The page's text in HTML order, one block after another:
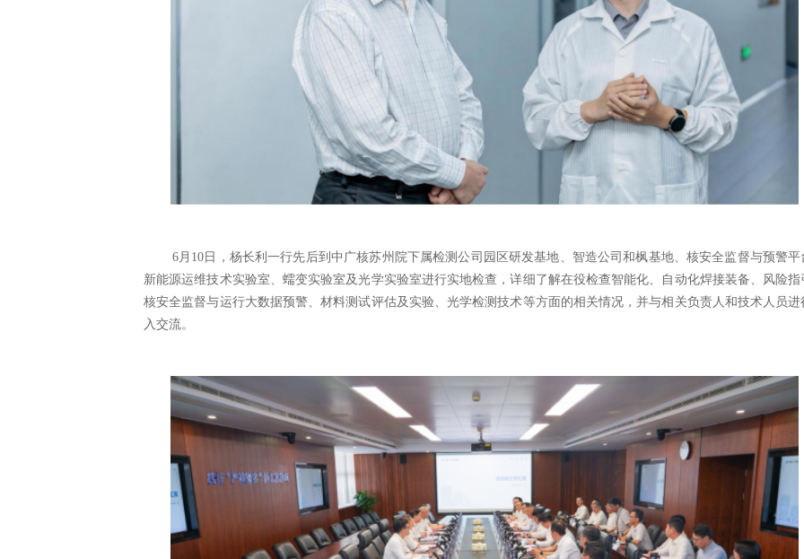
6月10日，杨长利一行先后到中广核苏州院下属检测公司园区研发基地、智造公司和枫基地、核安全监督与预警平
新能源运维技术实验室、蠕变实验室及光学实验室进行实地检查，详细了解在役检查智能化、自动化焊接装备、风险指
核安全监督与运行大数据预警、材料测试评估及实验、光学检测技术等方面的相关情况，并与相关负责人和技术人员进
入交流。